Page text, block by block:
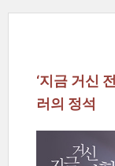
‘지금 거신
러의 정석